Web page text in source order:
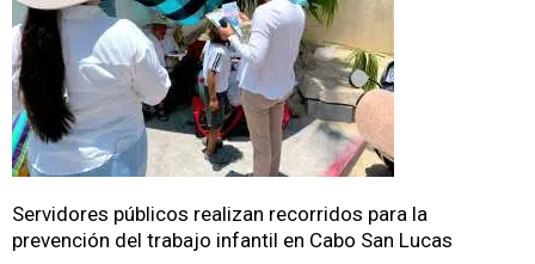
Servidores públicos realizan recorridos para la
prevención del trabajo infantil en Cabo San Lucas